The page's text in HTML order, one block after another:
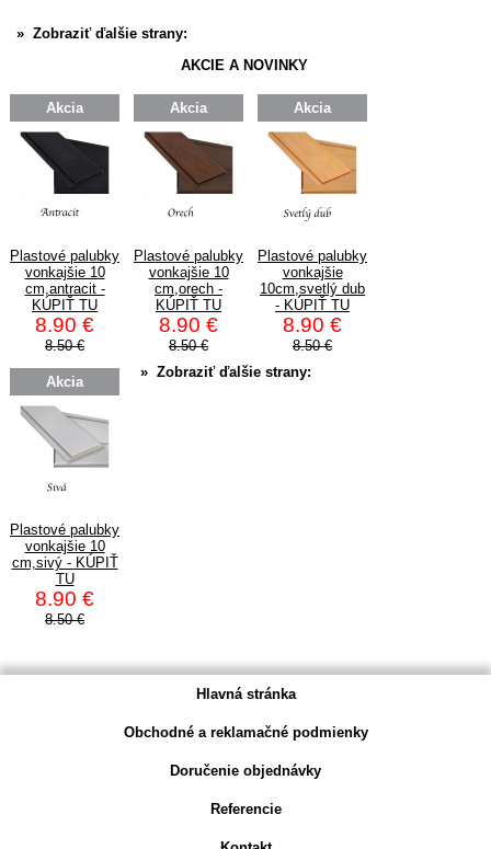
» Zobraziť ďalšie strany:
AKCIE A NOVINKY
Akcia
Plastové palubky
vonkajšie 10
cm,antracit -
KÚPIŤ TU
8.90 €
8.50 €
Akcia
Plastové palubky
vonkajšie 10
cm,orech -
KÚPIŤ TU
8.90 €
8.50 €
Akcia
Plastové palubky
vonkajšie
10cm,svetlý dub
- KÚPIŤ TU
8.90 €
8.50 €
Akcia
Plastové palubky
vonkajšie 10
cm,sivý - KÚPIŤ
TU
8.90 €
8.50 €
» Zobraziť ďalšie strany:
Hlavná stránka
Obchodné a reklamačné podmienky
Doručenie objednávky
Referencie